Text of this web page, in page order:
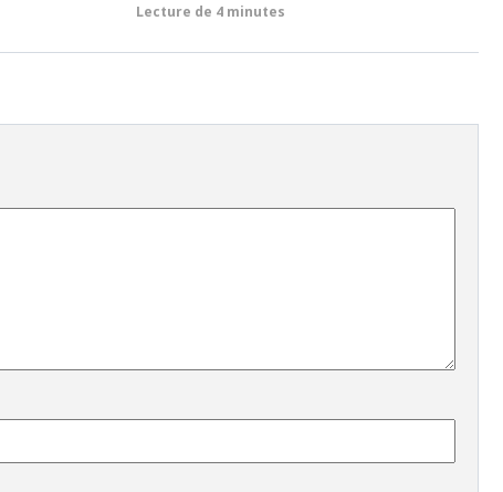
Lecture de 4 minutes